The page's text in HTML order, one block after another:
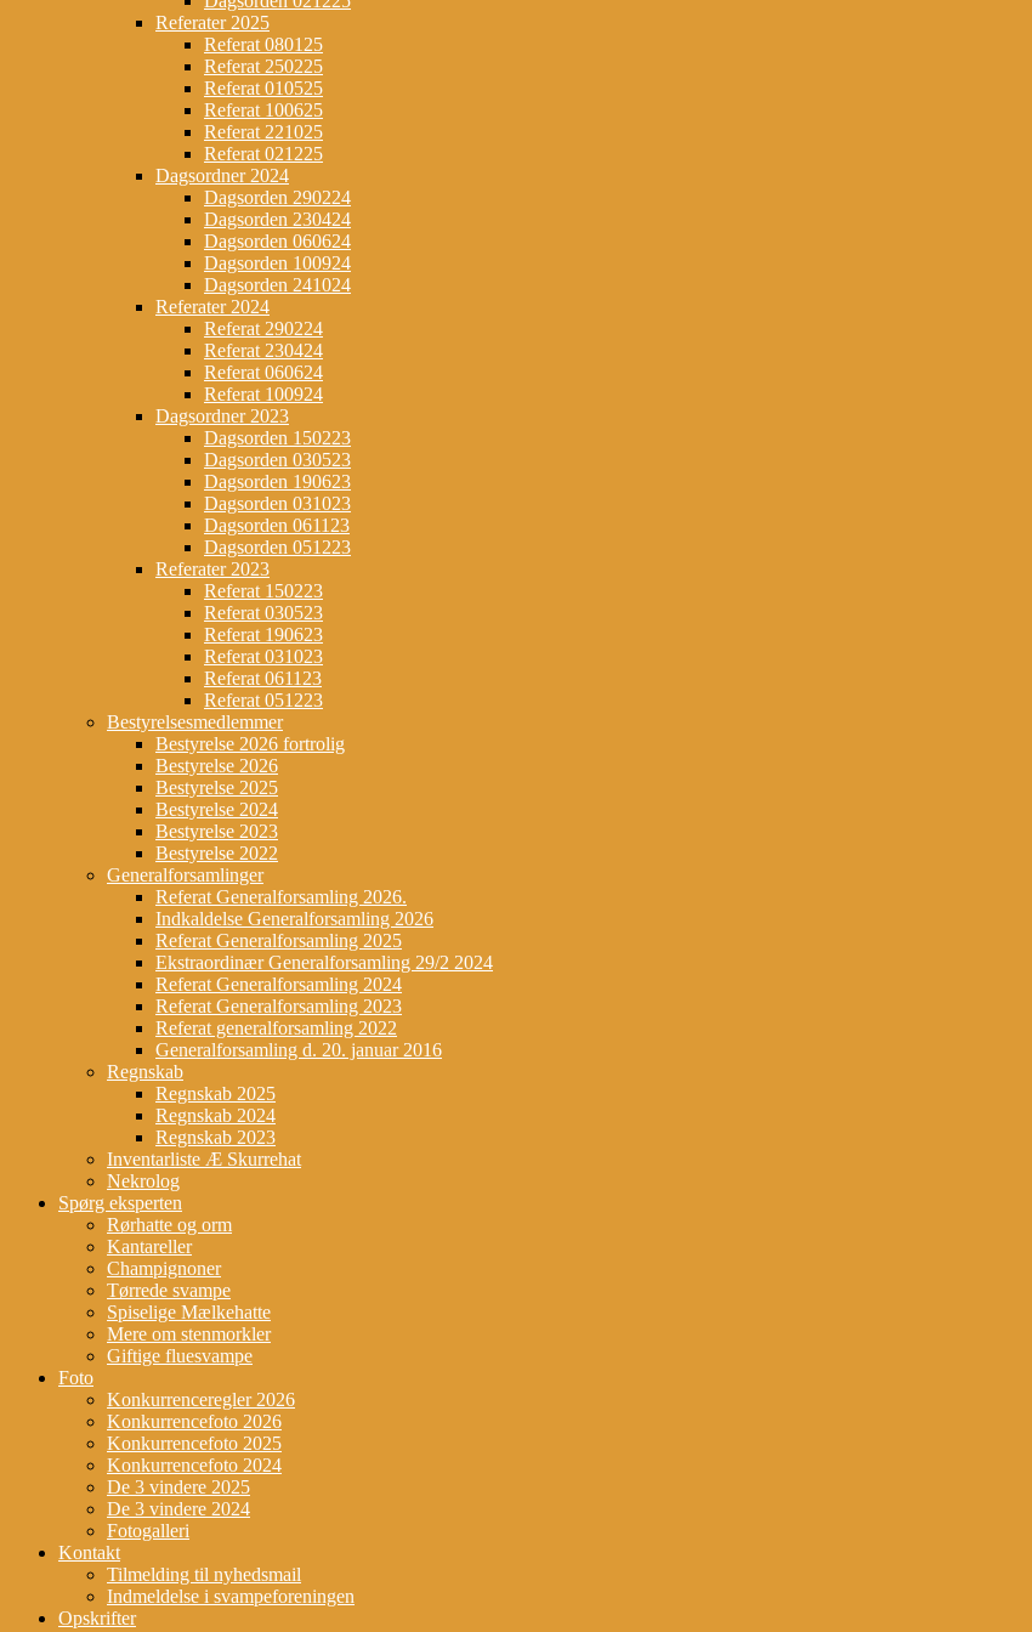
Referater 2025
Referat 080125
Referat 250225
Referat 010525
Referat 100625
Referat 221025
Referat 021225
Dagsordner 2024
Dagsorden 290224
Dagsorden 230424
Dagsorden 060624
Dagsorden 100924
Dagsorden 241024
Referater 2024
Referat 290224
Referat 230424
Referat 060624
Referat 100924
Dagsordner 2023
Dagsorden 150223
Dagsorden 030523
Dagsorden 190623
Dagsorden 031023
Dagsorden 061123
Dagsorden 051223
Referater 2023
Referat 150223
Referat 030523
Referat 190623
Referat 031023
Referat 061123
Referat 051223
Bestyrelsesmedlemmer
Bestyrelse 2026 fortrolig
Bestyrelse 2026
Bestyrelse 2025
Bestyrelse 2024
Bestyrelse 2023
Bestyrelse 2022
Generalforsamlinger
Referat Generalforsamling 2026.
Indkaldelse Generalforsamling 2026
Referat Generalforsamling 2025
Ekstraordinær Generalforsamling 29/2 2024
Referat Generalforsamling 2024
Referat Generalforsamling 2023
Referat generalforsamling 2022
Generalforsamling d. 20. januar 2016
Regnskab
Regnskab 2025
Regnskab 2024
Regnskab 2023
Inventarliste Æ Skurrehat
Nekrolog
Spørg eksperten
Rørhatte og orm
Kantareller
Champignoner
Tørrede svampe
Spiselige Mælkehatte
Mere om stenmorkler
Giftige fluesvampe
Foto
Konkurrenceregler 2026
Konkurrencefoto 2026
Konkurrencefoto 2025
Konkurrencefoto 2024
De 3 vindere 2025
De 3 vindere 2024
Fotogalleri
Kontakt
Tilmelding til nyhedsmail
Indmeldelse i svampeforeningen
Opskrifter